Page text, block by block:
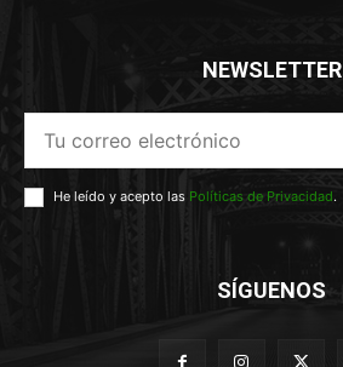
NEWSLETTER
He leído y acepto las Políticas de Privacidad.
SÍGUENOS